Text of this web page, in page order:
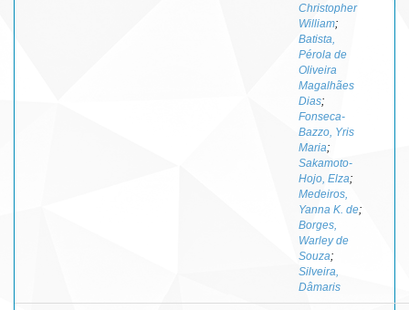
Christopher
William;
Batista,
Pérola de
Oliveira
Magalhães
Dias;
Fonseca-
Bazzo, Yris
Maria;
Sakamoto-
Hojo, Elza;
Medeiros,
Yanna K. de;
Borges,
Warley de
Souza;
Silveira,
Dâmaris